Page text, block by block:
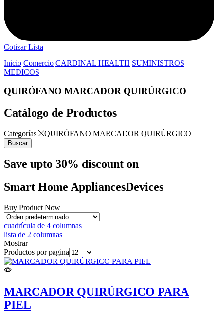
Cotizar Lista
Inicio Comercio CARDINAL HEALTH SUMINISTROS
MEDICOS
QUIRÓFANO MARCADOR QUIRÚRGICO
Catálogo de Productos
Categorías QUIRÓFANO MARCADOR QUIRÚRGICO
Buscar
Save upto 30% discount on
Smart Home AppliancesDevices
Buy Product Now
cuadrícula de 4 columnas
lista de 2 columnas
Mostrar
Productos por pagina
MARCADOR QUIRÚRGICO PARA
PIEL